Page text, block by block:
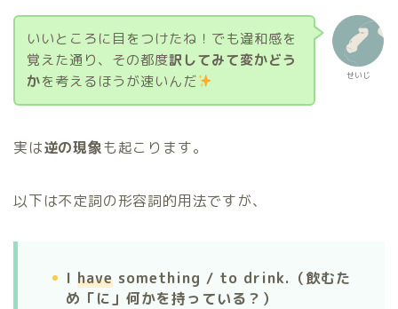
せいじ
いいところに目をつけたね！でも違和感を
覚えた通り、その都度訳してみて変かどう
かを考えるほうが速いんだ
実は逆の現象も起こります。
以下は不定詞の形容詞的用法ですが、
I have something / to drink.（飲むた
め「に」何かを持っている？）